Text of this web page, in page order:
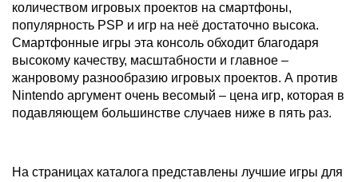
количеством игровых проектов на смартфоны,
популярность PSP и игр на неё достаточно высока.
Смартфонные игры эта консоль обходит благодаря
высокому качеству, масштабности и главное –
жанровому разнообразию игровых проектов. А против
Nintendo аргумент очень весомый – цена игр, которая в
подавляющем большинстве случаев ниже в пять раз.
На страницах каталога представлены лучшие игры для